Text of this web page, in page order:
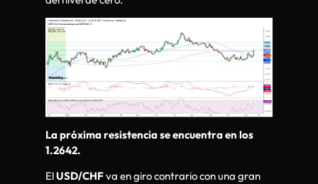
La próxima resistencia se encuentra en los
1.2642.
ElUSD/CHFva en giro contrario con una gran